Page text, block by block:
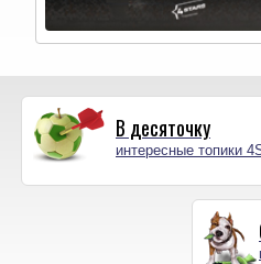
В десяточку
интересные топики